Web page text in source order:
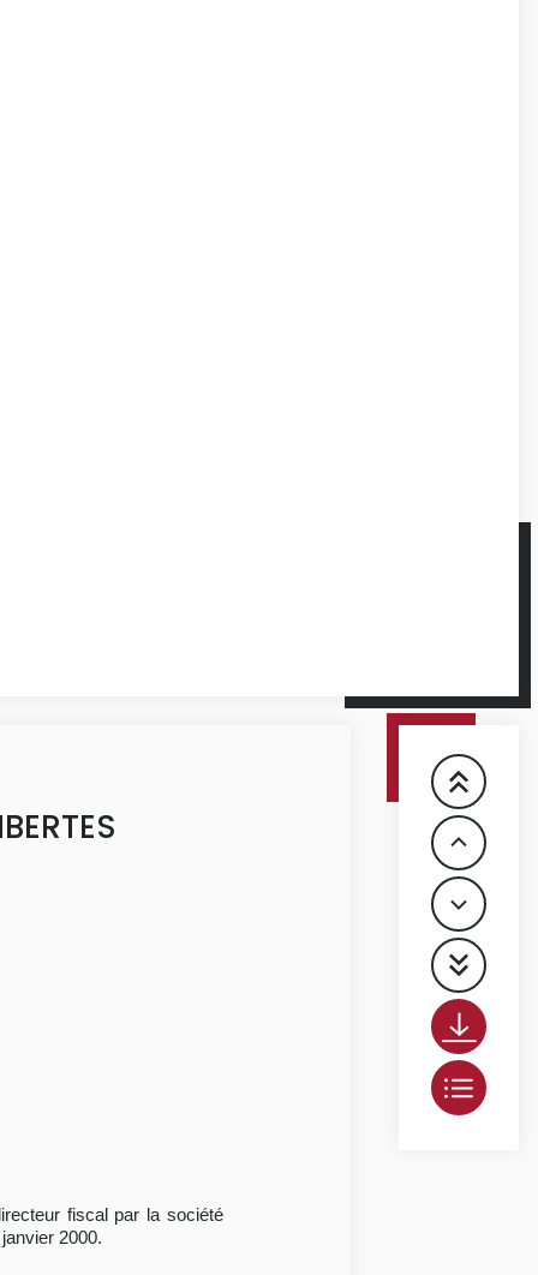
fiscal par la société
2000.